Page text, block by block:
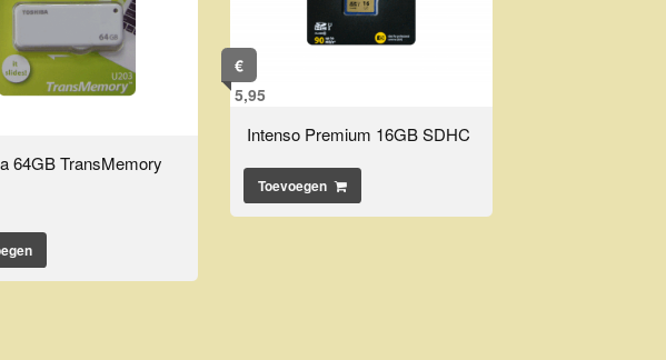
64GB TransMemory
€
5,95
Intenso Premium 16GB SDHC
Toevoegen